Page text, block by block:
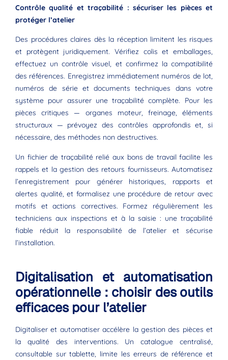
Contrôle qualité et traçabilité : sécuriser les pièces et
protéger l’atelier
Des procédures claires dès la réception limitent les risques
et protègent juridiquement. Vérifiez colis et emballages,
effectuez un contrôle visuel, et confirmez la compatibilité
des références. Enregistrez immédiatement numéros de lot,
numéros de série et documents techniques dans votre
système pour assurer une traçabilité complète. Pour les
pièces critiques — organes moteur, freinage, éléments
structuraux — prévoyez des contrôles approfondis et, si
nécessaire, des méthodes non destructives.
Un fichier de traçabilité relié aux bons de travail facilite les
rappels et la gestion des retours fournisseurs. Automatisez
l’enregistrement pour générer historiques, rapports et
alertes qualité, et formalisez une procédure de retour avec
motifs et actions correctives. Formez régulièrement les
techniciens aux inspections et à la saisie : une traçabilité
fiable réduit la responsabilité de l’atelier et sécurise
l’installation.
Digitalisation et automatisation
opérationnelle : choisir des outils
efficaces pour l’atelier
Digitaliser et automatiser accélère la gestion des pièces et
la qualité des interventions. Un catalogue centralisé,
consultable sur tablette, limite les erreurs de référence et